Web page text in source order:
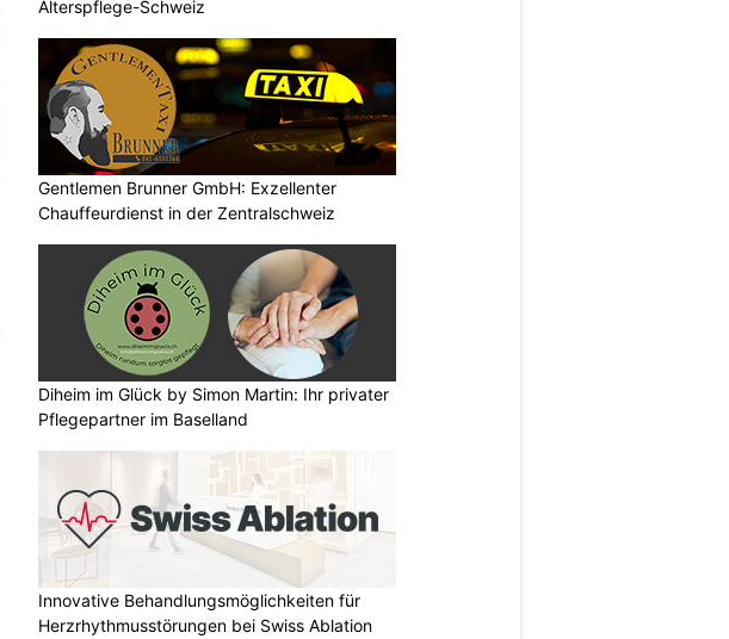
Alterspflege-Schweiz
Gentlemen Brunner GmbH: Exzellenter
Chauffeurdienst in der Zentralschweiz
Diheim im Glück by Simon Martin: Ihr privater
Pflegepartner im Baselland
Innovative Behandlungsmöglichkeiten für
Herzrhythmusstörungen bei Swiss Ablation